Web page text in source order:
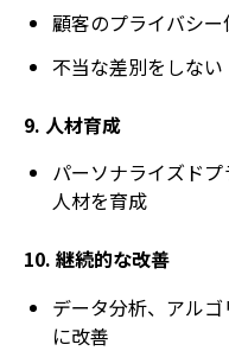
顧客のプライバシー
不当な差別をしない
9. 人材育成
パーソナライズド
人材を育成
10. 継続的な改善
データ分析、アル
に改善